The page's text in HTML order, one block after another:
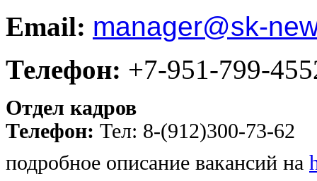
Email: manager@sk-
Телефон: +7-951-799-
Отдел кадров
Телефон: Тел: 8-(912)300-73-62
подробное описание вакансий на